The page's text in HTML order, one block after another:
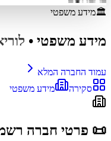
🏛️מידע משפטי
מידע משפטי •
עמוד החברה המלא
סקירה
מידע משפטי
📜 פרטי חברה